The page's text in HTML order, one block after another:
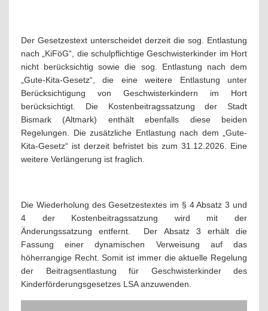
Der Gesetzestext unterscheidet derzeit die sog. Entlastung
nach „KiFöG“, die schulpflichtige Geschwisterkinder im Hort
nicht berücksichtig sowie die sog. Entlastung nach dem
„Gute-Kita-Gesetz“, die eine weitere Entlastung unter
Berücksichtigung von Geschwisterkindern im Hort
berücksichtigt. Die Kostenbeitragssatzung der Stadt
Bismark (Altmark) enthält ebenfalls diese beiden
Regelungen. Die zusätzliche Entlastung nach dem „Gute-
Kita-Gesetz“ ist derzeit befristet bis zum 31.12.2026. Eine
weitere Verlängerung ist fraglich.
Die Wiederholung des Gesetzestextes im § 4 Absatz 3 und
4 der Kostenbeitragssatzung wird mit der
Änderungssatzung entfernt.
Der Absatz 3 erhält die
Fassung einer dynamischen Verweisung auf das
höherrangige Recht. Somit ist immer die aktuelle Regelung
der Beitragsentlastung für Geschwisterkinder des
Kinderförderungsgesetzes LSA anzuwenden.